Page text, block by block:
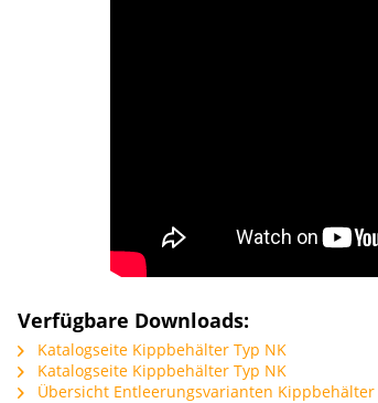
Verfügbare Downloads:
Katalogseite Kippbehälter Typ NK
Katalogseite Kippbehälter Typ NK
Übersicht Entleerungsvarianten Kippbehälter